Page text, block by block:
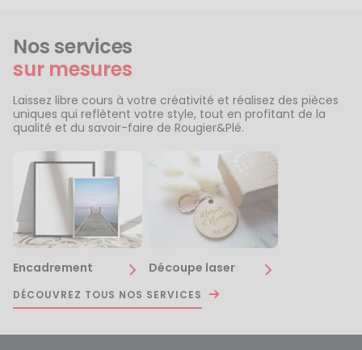
Nos services
sur mesures
Laissez libre cours à votre créativité et réalisez des pièces
uniques qui reflètent votre style, tout en profitant de la
qualité et du savoir-faire de Rougier&Plé.
Encadrement Découpe laser
DÉCOUVREZ TOUS NOS SERVICES